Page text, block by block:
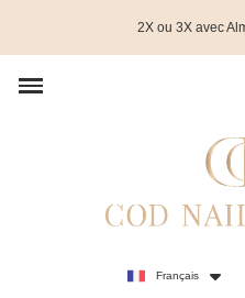
2X ou 3X avec
Français